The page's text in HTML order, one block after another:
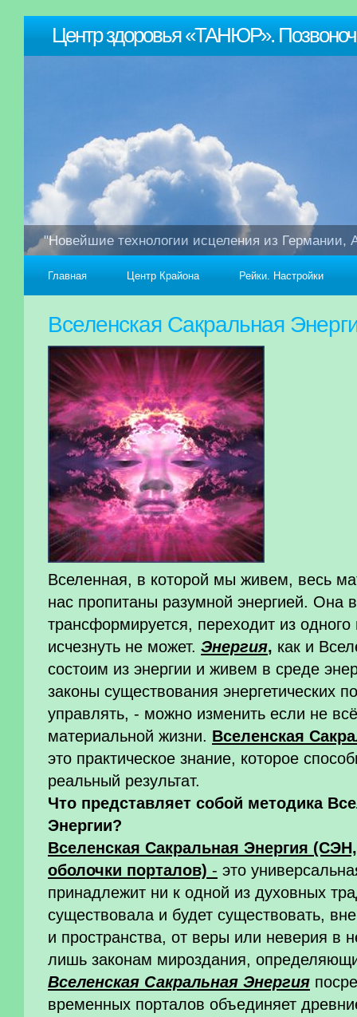
Центр здоровья «ТАНЮР».
"Новейшие технологии исцеления из
Главная Центр Крайона Рейки. Настройки
Вселенская Сакральная
Вселенная, в которой мы живем, весь
нас пропитаны разумной энергией. Она
трансформируется, переходит из
исчезнуть не может. Энергия, как и
состоим из энергии и живем в среде
законы существования энергетических
управлять, - можно изменить если не
материальной жизни. Вселенская
это практическое знание, которое
реальный результат.
Что представляет собой методика
Энергии?
Вселенская Сакральная Энергия
оболочки порталов) - это
принадлежит ни к одной из духовных
существовала и будет существовать,
и пространства, от веры или неверия в
лишь законам мироздания,
Вселенская Сакральная Энергия
временных порталов объединяет